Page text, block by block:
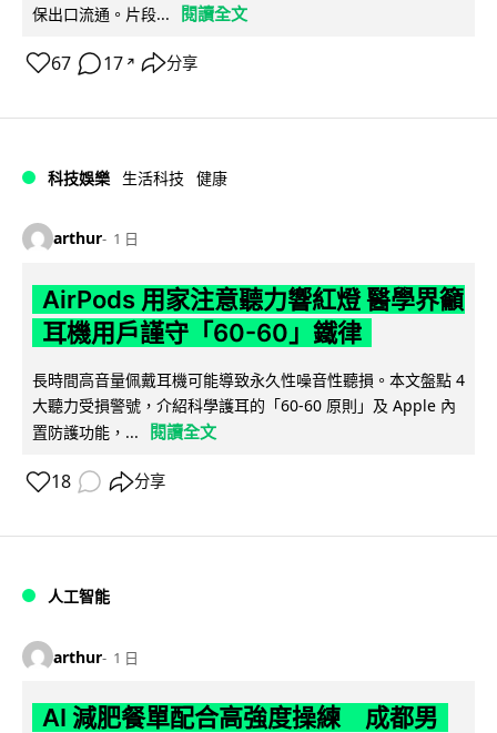
保出口流通。片段...
閱讀全文
67 17 ↗ 分享
科技娛樂 生活科技 健康
arthur 1 日
AirPods 用家注意聽力響紅燈 醫學界籲
耳機用戶謹守「60-60」鐵律
長時間高音量佩戴耳機可能導致永久性噪音性聽損。本文盤點 4
大聽力受損警號，介紹科學護耳的「60-60 原則」及 Apple 內
置防護功能，...
閱讀全文
18 分享
人工智能
arthur 1 日
AI 減肥餐單配合高強度操練 成都男